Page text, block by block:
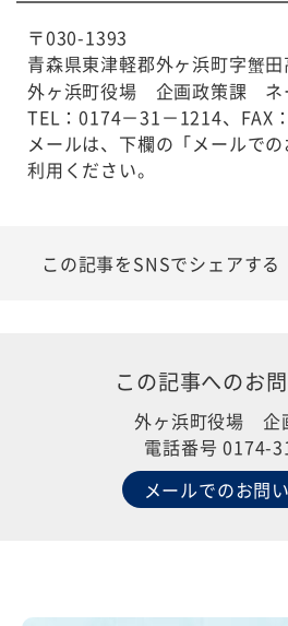
〒030-1393
青森県東津軽郡外ヶ浜町字蟹
外ヶ浜町役場 企画政策課 ネ
TEL：0174－31－1214、FAX
メールは、下欄の「メールで
利用ください。
この記事をSNSでシェアする
この記事へのお
外ヶ浜町役場 企
電話番号 0174-
メールでのお問